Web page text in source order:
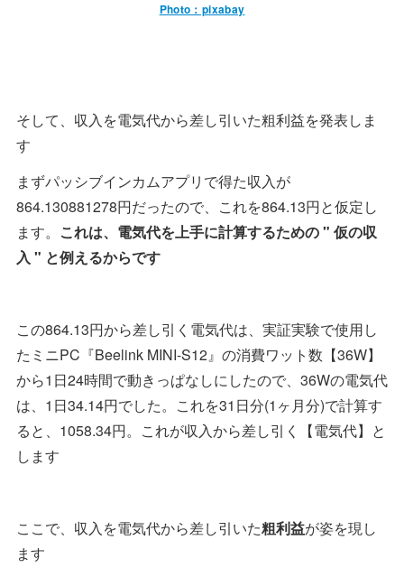
Photo：pixabay
そして、収入を電気代から差し引いた粗利益を発表しま
す
まずパッシブインカムアプリで得た収入が
864.130881278円だったので、これを864.13円と仮定し
ます。 これは、電気代を上手に計算するための " 仮の収
入 " と例えるからです
この864.13円から差し引く電気代は、実証実験で使用し
たミニPC『Beelink MINI-S12』の消費ワット数【36W】
から1日24時間で動きっぱなしにしたので、36Wの電気代
は、1日34.14円でした。これを31日分(1ヶ月分)で計算す
ると、1058.34円。これが収入から差し引く【電気代】と
します
ここで、収入を電気代から差し引いた粗利益が姿を現し
ます